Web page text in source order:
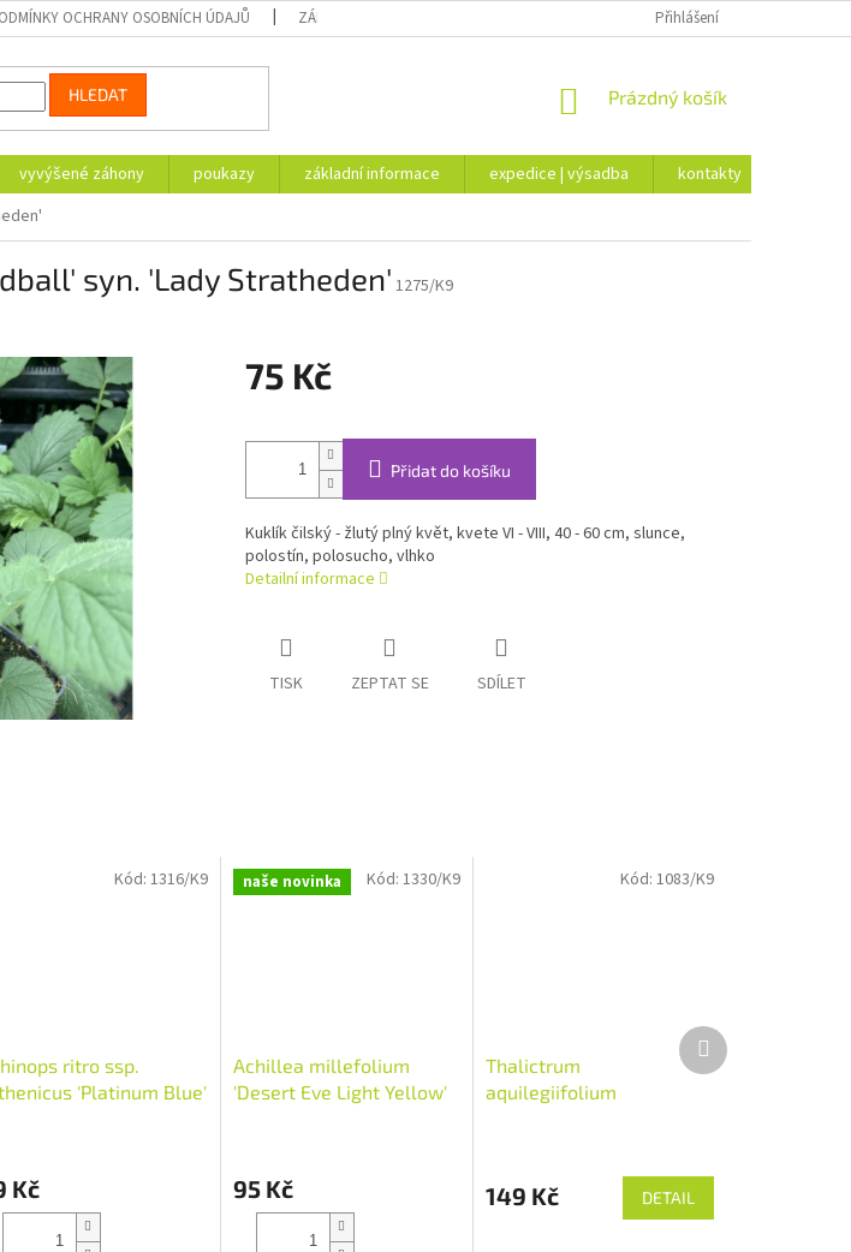
OCHRANY OSOBNÍCH ÚDAJŮ ZÁKLADNÍ INFORMACE KONTAKTY
Přihlášení
HLEDAT
NÁKUPNÍ
Prázdný košík
vyvýšené záhony poukazy základní informace expedice | výsadba
kontakty
syn. 'Lady Stratheden' 1275/K9
75 Kč
cena:
Přidat do košíku
Kuklík čilský - žlutý plný květ, kvete VI - VIII, 40 - 60 cm, slunce,
polostín, polosucho, vlhko
Detailní informace
TISK ZEPTAT SE SDÍLET
ritro ssp.
'Platinum Blue'
Kč
Kód: 1316/K9 naše novinka
Achillea millefolium
'Desert Eve Light Yellow'
95 Kč
Kód:1330/K9
Thalictrum
aquilegiifolium
149 Kč DETAIL
Kód: 1083/K9
Další
produkt